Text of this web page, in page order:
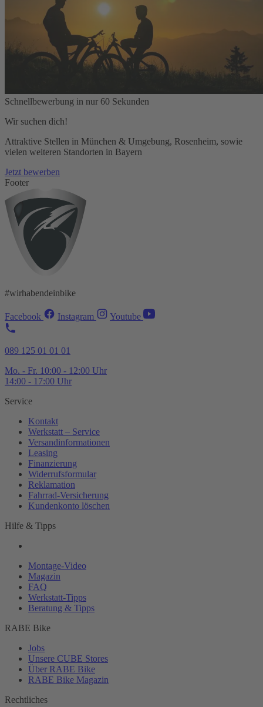
Schnellbewerbung in nur 60 Sekunden
Wir suchen dich!
Attraktive Stellen in München & Umgebung, Rosenheim, sowie
vielen weiteren Standorten in Bayern
Jetzt bewerben
Footer
#wirhabendeinbike
Facebook Instagram Youtube
089 125 01 01 01
Mo. - Fr. 10:00 - 12:00 Uhr
14:00 - 17:00 Uhr
Service
Kontakt
Werkstatt – Service
Versandinformationen
Leasing
Finanzierung
Widerrufsformular
Reklamation
Fahrrad-Versicherung
Kundenkonto löschen
Hilfe & Tipps
Montage-Video
Magazin
FAQ
Werkstatt-Tipps
Beratung & Tipps
RABE Bike
Jobs
Unsere CUBE Stores
Über RABE Bike
RABE Bike Magazin
Rechtliches